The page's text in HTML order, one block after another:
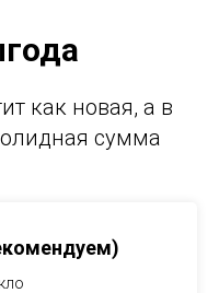
как новая, а в
сумма